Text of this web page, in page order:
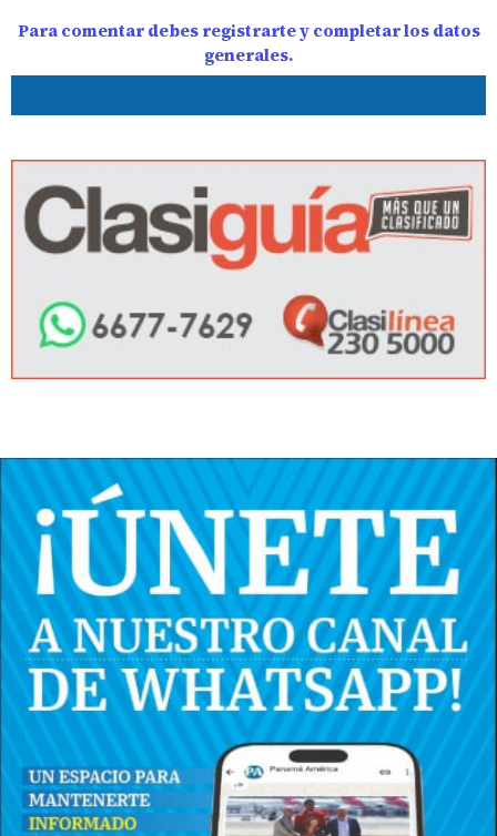
Para comentar debes registrarte y completar los datos
generales.